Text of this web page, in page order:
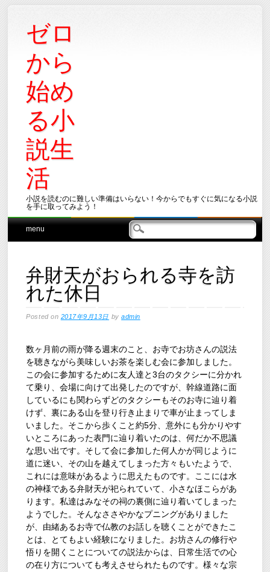
ゼロ
から
始め
る小
説生
活
小説を読むのに難しい準備はいらない！今からでもすぐに気になる小説
を手に取ってみよう！
Main menu
Skip
menu
弁財天がおられる寺を訪
れた休日
Posted on 2017年9月13日 byadmin
数ヶ月前の雨が降る週末のこと、お寺でお坊さんの説法
を聴きながら美味しいお茶を楽しむ会に参加しました。
この会に参加するために友人達と3台のタクシーに分かれ
て乗り、会場に向けて出発したのですが、幹線道路に面
しているにも関わらずどのタクシーもそのお寺に辿り着
けず、裏にある山を登り行き止まりで車が止まってしま
いました。そこから歩くこと約5分、意外にも分かりやす
いところにあった表門に辿り着いたのは、何だか不思議
な思い出です。そして会に参加した何人かが同じように
道に迷い、その山を越えてしまった方々もいたようで、
これには意味があるように思えたものです。ここには水
の神様である弁財天が祀られていて、小さなほこらがあ
ります。私達はみなその祠の裏側に辿り着いてしまった
ようでした。そんなささやかなプニングがありました
が、由緒あるお寺で仏教のお話しを聴くことができたこ
とは、とてもよい経験になりました。お坊さんの修行や
悟りを開くことについての説法からは、日常生活での心
の在り方についても考えさせられたものです。様々な宗